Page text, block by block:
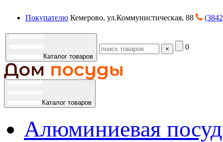
Покупателю Кемерово, ул.Коммунистическая, 88
Каталог товаров
× 0
Каталог товаров
Алюминиевая